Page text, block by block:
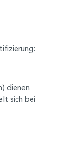
dienen
sich bei